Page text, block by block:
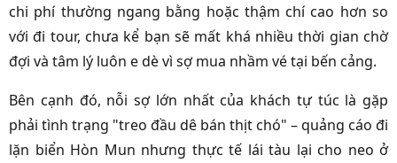
chi phí thường ngang bằng hoặc thậm chí cao hơn so
với đi tour, chưa kể bạn sẽ mất khá nhiều thời gian chờ
đợi và tâm lý luôn e dè vì sợ mua nhầm vé tại bến cảng.
Bên cạnh đó, nỗi sợ lớn nhất của khách tự túc là gặp
phải tình trạng "treo đầu dê bán thịt chó" – quảng cáo đi
lặn biển Hòn Mun nhưng thực tế lái tàu lại cho neo ở